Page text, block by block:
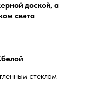
доской, а
света
стеклом